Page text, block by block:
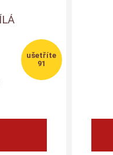
91